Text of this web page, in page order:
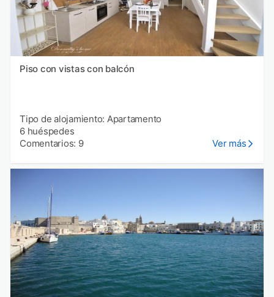
Piso con vistas con balcón
Tipo de alojamiento: Apartamento
6 huéspedes
Comentarios: 9
Ver más